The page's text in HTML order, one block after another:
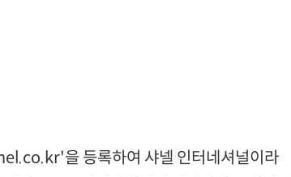
을 등록하여 샤넬 인터네셔널이라